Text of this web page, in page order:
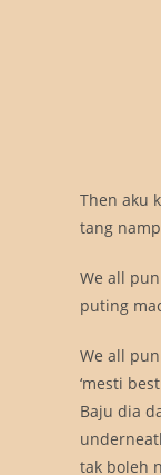
Then aku
tang
We all
puting
We all
‘mesti
Baju dia
tak boleh